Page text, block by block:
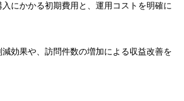
にかかる初期費用と、運用コストを明確に
効果や、訪問件数の増加による収益改善を